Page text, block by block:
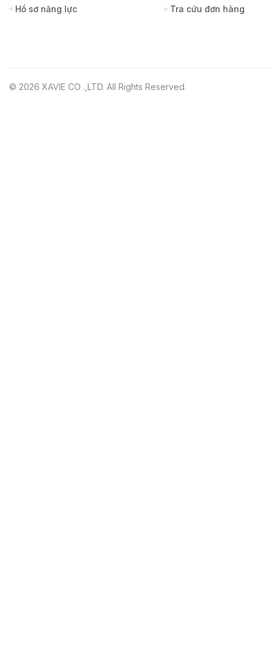
Hồ sơ năng lực
Tra cứu đơn hàng
© 2026 XAVIE CO .,LTD. All Rights Reserved.